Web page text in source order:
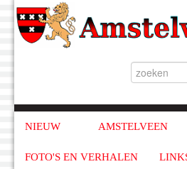
NIEUW AMSTELVEEN
FOTO'S EN VERHALEN